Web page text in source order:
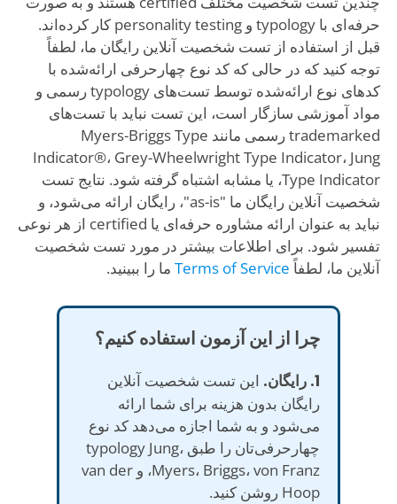
حرفه‌ای با typology و personality testing کار کرده‌اند.
قبل از استفاده از تست شخصیت آنلاین رایگان ما، لطفاً
توجه کنید که در حالی که کد نوع چهارحرفی ارائه‌شده با
کدهای نوع ارائه‌شده توسط تست‌های typology رسمی و
مواد آموزشی سازگار است، این تست نباید با تست‌های
trademarked رسمی مانند Myers-Briggs Type
Indicator®، Grey-Wheelwright Type Indicator، Jung
Type Indicator، یا مشابه اشتباه گرفته شود. نتایج تست
شخصیت آنلاین رایگان ما "as-is"، رایگان ارائه می‌شود، و
نباید به عنوان ارائه مشاوره حرفه‌ای یا certified از هر نوعی
تفسیر شود. برای اطلاعات بیشتر در مورد تست شخصیت
آنلاین ما، لطفاًTerms of Service ما را ببینید.
چرا از این آزمون استفاده کنیم؟
1. رایگان.
این تست شخصیت آنلاین
رایگان بدون هزینه برای شما ارائه
می‌شود و به شما اجازه می‌دهد کد نوع
چهارحرفی‌تان را طبق typology Jung،
Myers، Briggs، von Franz، و van der
Hoop روشن کنید.